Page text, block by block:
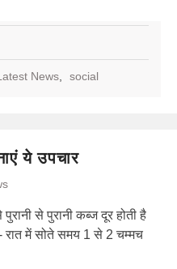
News social
ये उपचार
से पुरानी कब्ज दूर होती है
रात में सोते समय 1 से 2 चम्मच